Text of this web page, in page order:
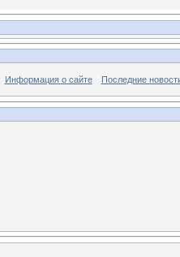
Информация о сайте Последние